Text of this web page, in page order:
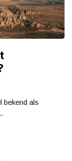
bekend als